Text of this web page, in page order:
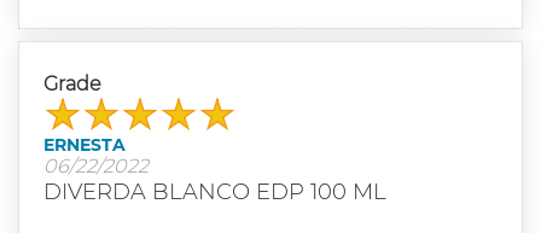
Grade
ERNESTA
06/22/2022
DIVERDA BLANCO EDP 100 ML